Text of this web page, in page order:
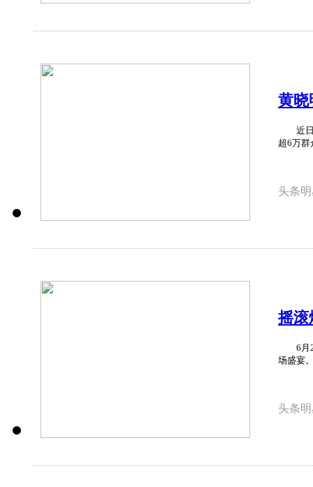
黄晓
近日
超6万群
头条
摇滚
6月27
场盛宴
头条